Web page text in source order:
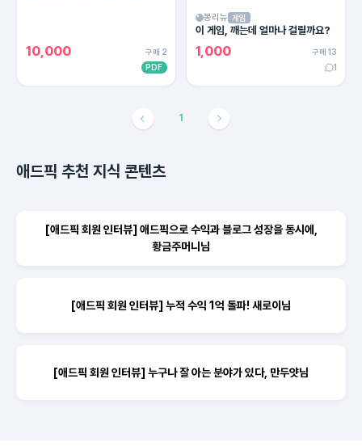
10,000
구매 2
PDF
봉리뉴 게임
이 게임, 깨는데 얼마나 걸릴까요?
1,000
구매 13
1
1
애드픽 추천 지식 콘텐츠
[애드픽 회원 인터뷰] 애드픽으로 수익과 블로그 성장을 동시에,
황금주머니님
[애드픽 회원 인터뷰] 누적 수익 1억 돌파! 새로이님
[애드픽 회원 인터뷰] 누구나 잘 아는 분야가 있다, 만두얏님